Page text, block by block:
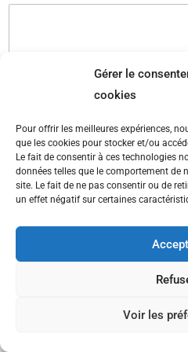
Gérer le
cookies
Pour offrir les meilleures expériences,
que les cookies pour stocker et/ou
Le fait de consentir à ces technologies
données telles que le comportement de
site. Le fait de ne pas consentir ou de
un effet négatif sur certaines
Voir les
Envoyer
Copyright ©